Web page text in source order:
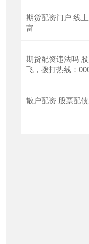
期货配资门户 线
富
期货配资违法吗
飞，拨打热线：
散户配资 股票配